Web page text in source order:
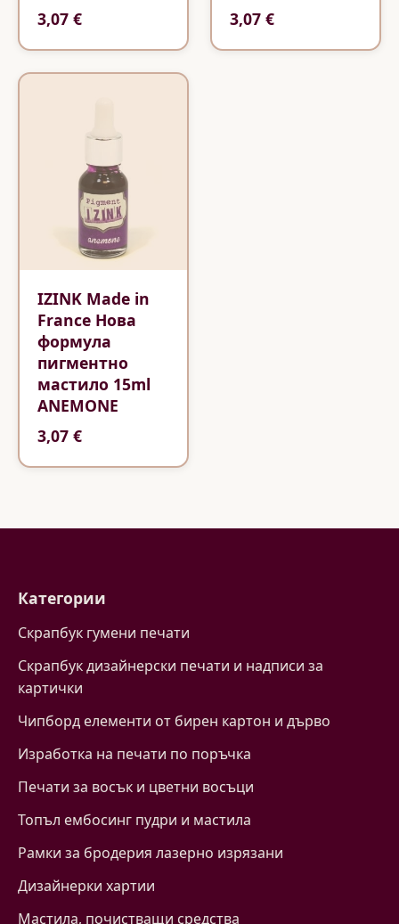
3,07 €
3,07 €
IZINK Made in
France Нова
формула
пигментно
мастило 15ml
ANEMONE
3,07 €
Категории
Скрапбук гумени печати
Скрапбук дизайнерски печати и надписи за
картички
Чипборд елементи от бирен картон и дърво
Изработка на печати по поръчка
Печати за восък и цветни восъци
Топъл ембосинг пудри и мастила
Рамки за бродерия лазерно изрязани
Дизайнерки хартии
Mастила, почистващи средства